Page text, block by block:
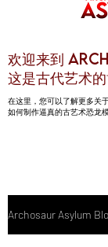
欢迎来到
这是古代艺术
在这里，您可以了解更多
如何制作逼真的古艺术恐龙
Archosaur Asylum